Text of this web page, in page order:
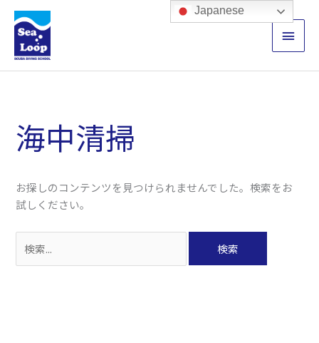
キ
メ
イ
ン
ー
海中清掃
お探しのコンテンツを見つけられませんでした。検索をお
試しください。
象:
Japanese